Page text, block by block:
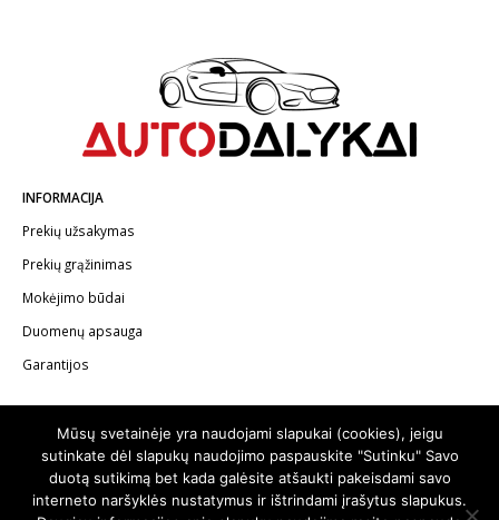
INFORMACIJA
Prekių užsakymas
Prekių grąžinimas
Mokėjimo būdai
Duomenų apsauga
Garantijos
Telefonas:+370 602 62622
El.paštas: info@autodalykai.lt
Mūsų svetainėje yra naudojami slapukai (cookies), jeigu
sutinkate dėl slapukų naudojimo paspauskite "Sutinku" Savo
duotą sutikimą bet kada galėsite atšaukti pakeisdami savo
interneto naršyklės nustatymus ir ištrindami įrašytus slapukus.